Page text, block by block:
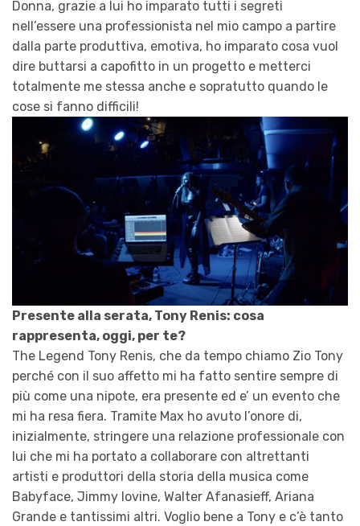
Donna, grazie a lui ho imparato tutti i segreti
nell’essere una professionista nel mio campo a partire
dalla parte produttiva, emotiva, ho imparato cosa vuol
dire buttarsi a capofitto in un progetto e metterci
totalmente me stessa anche e sopratutto quando le
cose si fanno difficili!
Presente alla serata, Tony Renis: cosa
rappresenta, oggi, per te?
The Legend Tony Renis, che da tempo chiamo Zio Tony
perché con il suo affetto mi ha fatto sentire sempre di
più come una nipote, era presente ed e’ un evento che
mi ha resa fiera. Tramite Max ho avuto l’onore di,
inizialmente, stringere una relazione professionale con
lui che mi ha portato a collaborare con altrettanti
artisti e produttori della storia della musica come
Babyface, Jimmy Iovine, Walter Afanasieff, Ariana
Grande e tantissimi altri. Voglio bene a Tony e c’è tanto